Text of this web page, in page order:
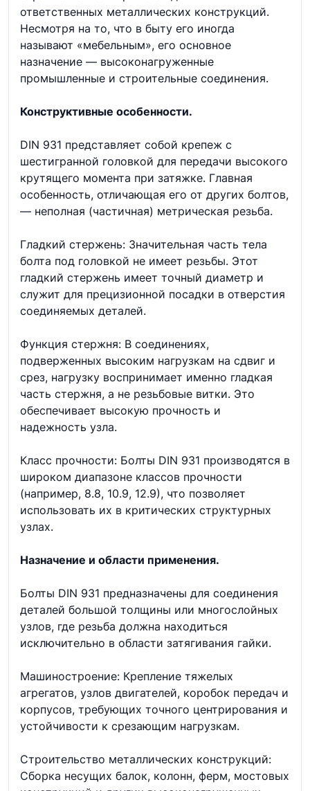
ответственных металлических конструкций.
Несмотря на то, что в быту его иногда
называют «мебельным», его основное
назначение — высоконагруженные
промышленные и строительные соединения.
Конструктивные особенности.
DIN 931 представляет собой крепеж с
шестигранной головкой для передачи высокого
крутящего момента при затяжке. Главная
особенность, отличающая его от других болтов,
— неполная (частичная) метрическая резьба.
Гладкий стержень: Значительная часть тела
болта под головкой не имеет резьбы. Этот
гладкий стержень имеет точный диаметр и
служит для прецизионной посадки в отверстия
соединяемых деталей.
Функция стержня: В соединениях,
подверженных высоким нагрузкам на сдвиг и
срез, нагрузку воспринимает именно гладкая
часть стержня, а не резьбовые витки. Это
обеспечивает высокую прочность и
надежность узла.
Класс прочности: Болты DIN 931 производятся в
широком диапазоне классов прочности
(например, 8.8, 10.9, 12.9), что позволяет
использовать их в критических структурных
узлах.
Назначение и области применения.
Болты DIN 931 предназначены для соединения
деталей большой толщины или многослойных
узлов, где резьба должна находиться
исключительно в области затягивания гайки.
Машиностроение: Крепление тяжелых
агрегатов, узлов двигателей, коробок передач и
корпусов, требующих точного центрирования и
устойчивости к срезающим нагрузкам.
Строительство металлических конструкций:
Сборка несущих балок, колонн, ферм, мостовых